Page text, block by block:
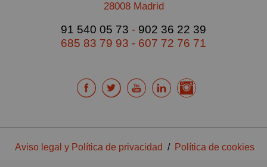
28008 Madrid
91 540 05 73 - 902 36 22 39
685 83 79 93 - 607 72 76 71
Aviso legal y Política de privacidad / Política de cookies